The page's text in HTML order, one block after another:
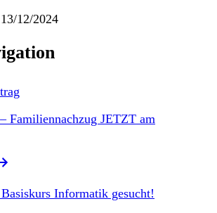
13/12/2024
Familiennachzug JETZT am
Informatik gesucht!